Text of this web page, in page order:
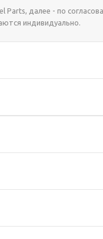
далее - по
индивидуально.